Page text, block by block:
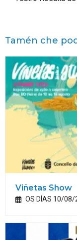
Tamén che
Viñetas Show
OS DÍAS 10/